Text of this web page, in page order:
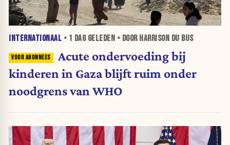
INTERNATIONAAL • 1 DAGGELEDEN • DOOR HARRISON DU BUS
Acute ondervoeding bij
kinderen in Gaza blijft ruim onder
noodgrens van WHO